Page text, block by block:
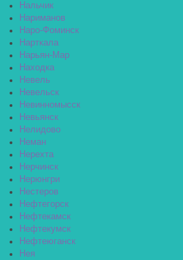
Нальчик
Нариманов
Наро-Фоминск
Нарткала
Нарьян-Мар
Находка
Невель
Невельск
Невинномысск
Невьянск
Нелидово
Неман
Нерехта
Нерчинск
Нерюнгри
Нестеров
Нефтегорск
Нефтекамск
Нефтекумск
Нефтеюганск
Нея